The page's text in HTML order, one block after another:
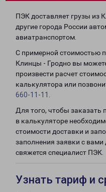
ПЭК доставляет грузы из
другие города России
авиатранспортом.
С примерной стоимостью
Клинцы - Гродно вы
произвести расчет
калькулятора или
660-11-11
Для того, чтобы заказать
в калькуляторе
стоимости доставки и
заполнения заявки с вами
свяжется специалист ПЭК.
Узнать тариф и